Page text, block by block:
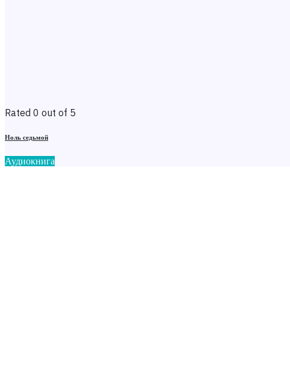
Rated 0 out of 5
Ноль седьмой
Аудиокнига